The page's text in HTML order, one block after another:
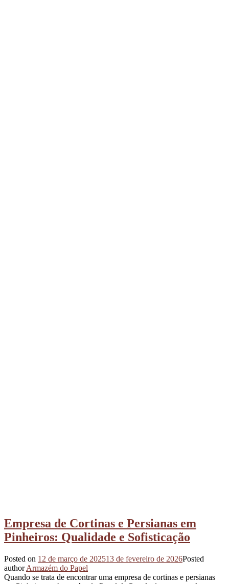
Empresa de Cortinas e Persianas em
Pinheiros: Qualidade e Sofisticação
Posted on 12 de março de 202513 de fevereiro de 2026Posted
author Armazém do Papel
Quando se trata de encontrar uma empresa de cortinas e persianas